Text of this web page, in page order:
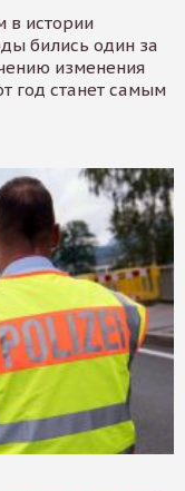
в истории
бились один за
изменения
год станет самым